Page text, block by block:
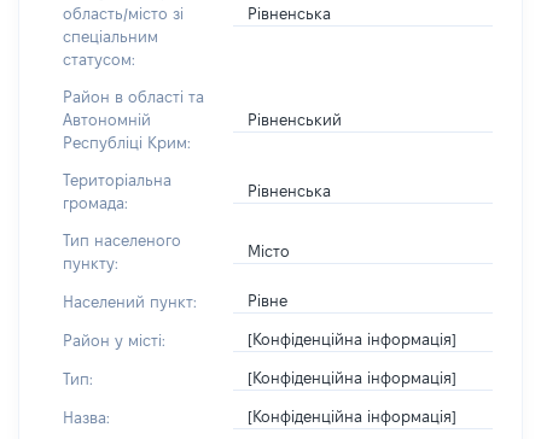
область/місто зі
спеціальним
статусом:
Рівненська
Район в області та
Автономній
Республіці Крим:
Рівненський
Територіальна
громада:
Рівненська
Тип населеного
пункту:
Місто
Населений пункт: Рівне
Район у місті: [Конфіденційна інформація]
Тип: [Конфіденційна інформація]
Назва: [Конфіденційна інформація]